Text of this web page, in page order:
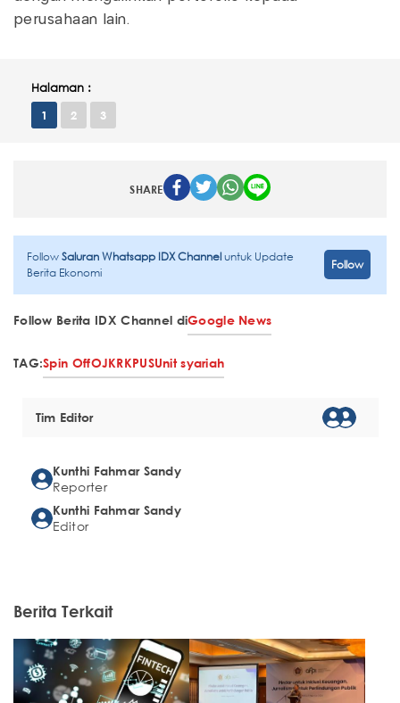
perusahaan lain.
Halaman :
1 2 3
SHARE
FollowSaluran Whatsapp IDX Channeluntuk Update
Berita Ekonomi
Follow
Follow Berita IDX Channel diGoogle News
TAG:Spin OffOJKRKPUSUnit syariah
Tim Editor
Kunthi Fahmar Sandy
Reporter
Kunthi Fahmar Sandy
Editor
Berita Terkait